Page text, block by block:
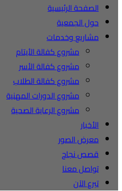
الصفحة الرئيسية
حول الجمعية
مشاريع وخدمات
مشروع كفالة الأيتام
مشروع كفالة الأسر
مشروع كفالة الطلاب
مشروع الدورات المهنية
مشروع الرعاية الصحية
الأخبار
معرض الصور
قصص نجاح
تواصل معنا
تبرع الآن